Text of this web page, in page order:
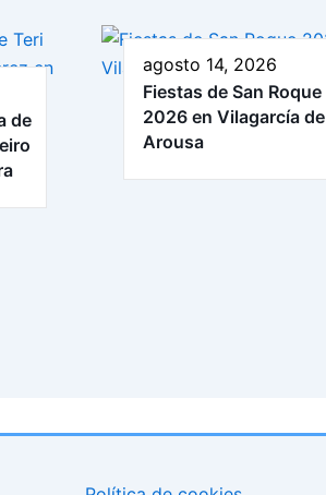
de
agosto 14, 2026
Fiestas de San Roque
2026 en Vilagarcía de
Arousa